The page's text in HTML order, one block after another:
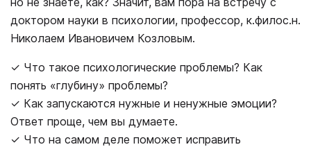
доктором науки в психологии, профессор, к.филос.н.
Николаем Ивановичем Козловым.
✓ Что такое психологические проблемы? Как
понять «глубину» проблемы?
✓ Как запускаются нужные и ненужные эмоции?
Ответ проще, чем вы думаете.
✓ Что на самом деле поможет исправить